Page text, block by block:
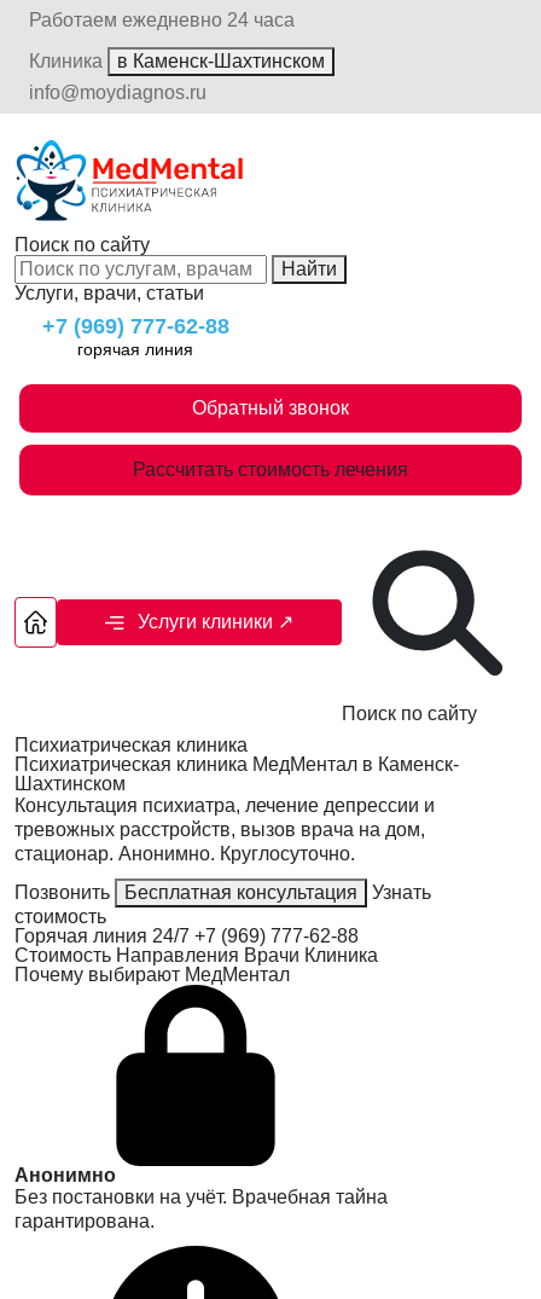
Работаем ежедневно 24 часа
Клиника
в Каменск-Шахтинском
info@moydiagnos.ru
Поиск по сайту
Найти
Услуги, врачи, статьи
+7 (969) 777-62-88
горячая линия
Обратный звонок
Рассчитать стоимость лечения
Услуги клиники ↗
Поиск по сайту
Психиатрическая клиника
Психиатрическая клиника МедМентал в Каменск-
Шахтинском
Консультация психиатра, лечение депрессии и
тревожных расстройств, вызов врача на дом,
стационар. Анонимно. Круглосуточно.
Позвонить
Бесплатная консультация
Узнать
стоимость
Горячая линия 24/7 +7 (969) 777-62-88
Стоимость Направления Врачи Клиника
Почему выбирают МедМентал
Анонимно
Без постановки на учёт. Врачебная тайна
гарантирована.